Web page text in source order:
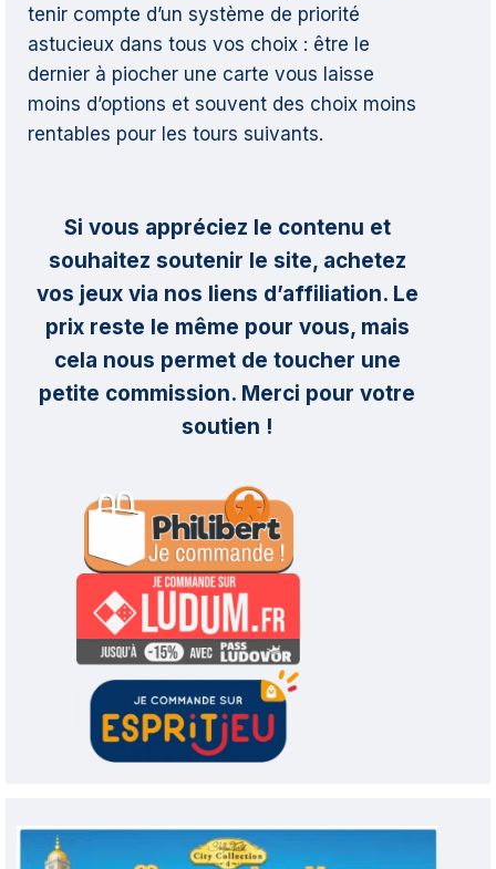
tenir compte d’un système de priorité
astucieux dans tous vos choix : être le
dernier à piocher une carte vous laisse
moins d’options et souvent des choix moins
rentables pour les tours suivants.
Si vous appréciez le contenu et
souhaitez soutenir le site, achetez
vos jeux via nos liens d’affiliation. Le
prix reste le même pour vous, mais
cela nous permet de toucher une
petite commission. Merci pour votre
soutien !